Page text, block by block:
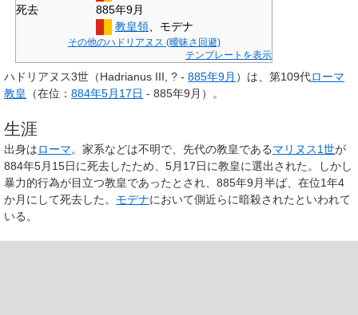
死去
885年9月
教皇領 、モデナ
その他のハドリアヌス (曖昧さ回避)
テンプレートを表示
ハドリアヌス3世 （Hadrianus III, ? - 885年9月 ）は、第109代ローマ
教皇 （在位： 884年5月17日 - 885年9月）。
生涯
出身はローマ。家系などは不明で、先代の教皇であるマリヌス1世が
884年5月15日に死去したため、5月17日に教皇に選出された。しかし
暴力的行為が目立つ教皇であったとされ、885年9月半ば、在位1年4
か月にして死去した。 モデナにおいて側近らに暗殺されたといわれて
いる。